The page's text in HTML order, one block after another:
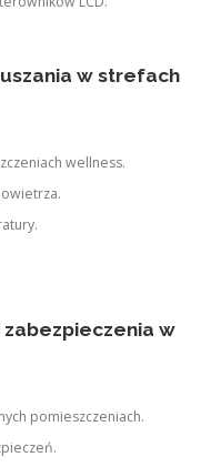
w strefach
wellness.
w
pomieszczeniach.